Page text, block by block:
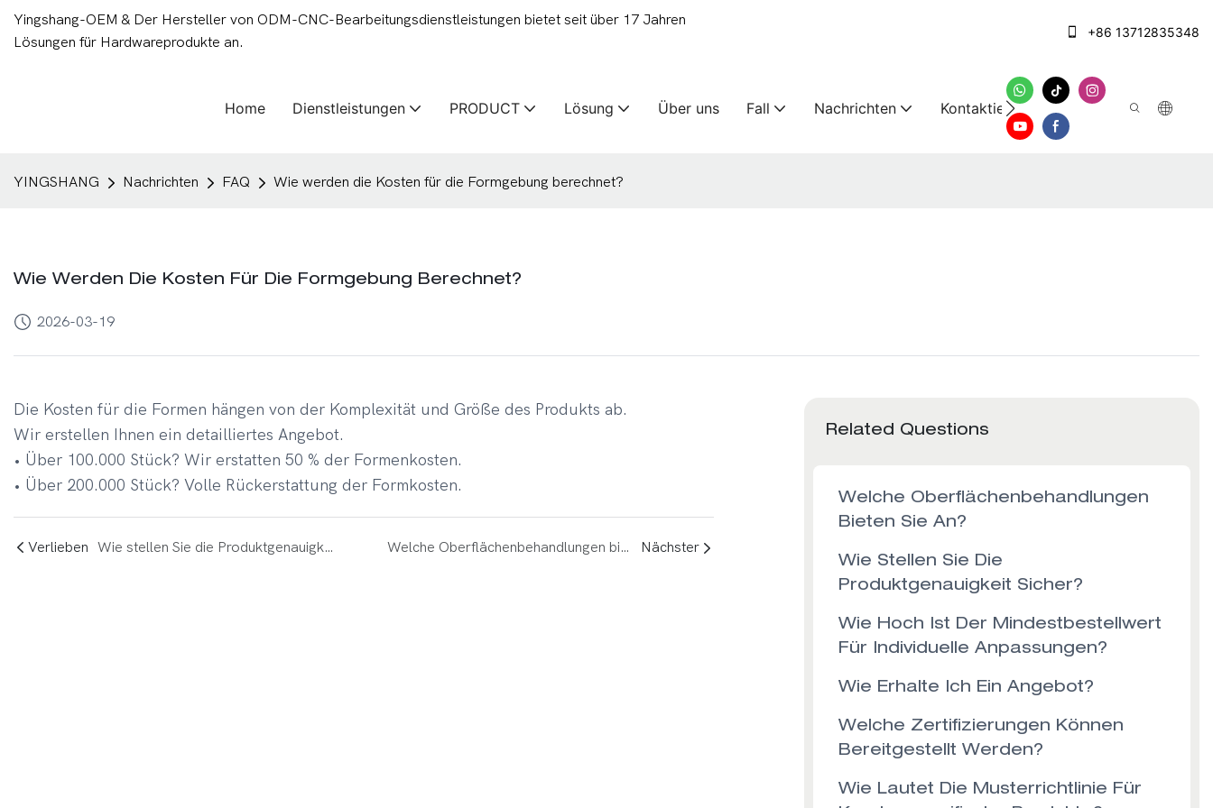
Yingshang-OEM & Der Hersteller von ODM-CNC-Bearbeitungsdienstleistungen bietet seit über 17 Jahren
Lösungen für Hardwareprodukte an.
+86 13712835348
Home Dienstleistungen PRODUCT Lösung Über uns Fall Nachrichten Kontaktieren Sie uns
YINGSHANG Nachrichten FAQ Wie werden die Kosten für die Formgebung berechnet?
Wie Werden Die Kosten Für Die Formgebung Berechnet?
2026-03-19
Die Kosten für die Formen hängen von der Komplexität und Größe des Produkts ab.
Wir erstellen Ihnen ein detailliertes Angebot.
• Über 100.000 Stück? Wir erstatten 50 % der Formenkosten.
• Über 200.000 Stück? Volle Rückerstattung der Formkosten.
Verlieben Wie stellen Sie die Produktgenauigkeit sicher? Welche Oberflächenbehandlungen bieten Sie an? Nächster
Related Questions
Welche Oberflächenbehandlungen
Bieten Sie An?
Wie Stellen Sie Die
Produktgenauigkeit Sicher?
Wie Hoch Ist Der Mindestbestellwert
Für Individuelle Anpassungen?
Wie Erhalte Ich Ein Angebot?
Welche Zertifizierungen Können
Bereitgestellt Werden?
Wie Lautet Die Musterrichtlinie Für